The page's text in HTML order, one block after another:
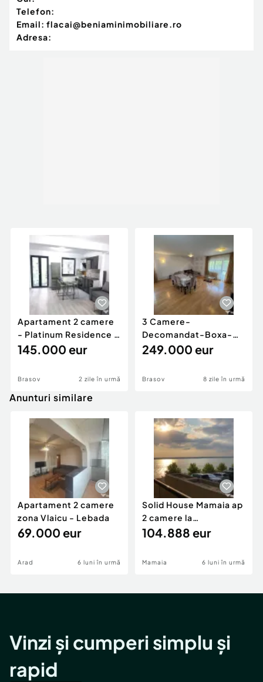
Telefon:
Email: flacai@beniaminimobiliare.ro
Adresa:
Apartament 2 camere
- Platinum Residence -
Coresi - Parca...
145.000 eur
Brasov 2 zile în urmă
3 Camere-
Decomandat-Boxa-
Loc De Parcare-88mp-
249.000 eur
Brasov 8 zile în urmă
Anunturi similare
Apartament 2 camere
zona Vlaicu - Lebada
69.000 eur
Arad 6 luni în urmă
Solid House Mamaia ap
2 camere la
cheie,langa Mega
104.888 eur
Mamaia 6 luni în urmă
Vinzi și cumperi simplu și
rapid